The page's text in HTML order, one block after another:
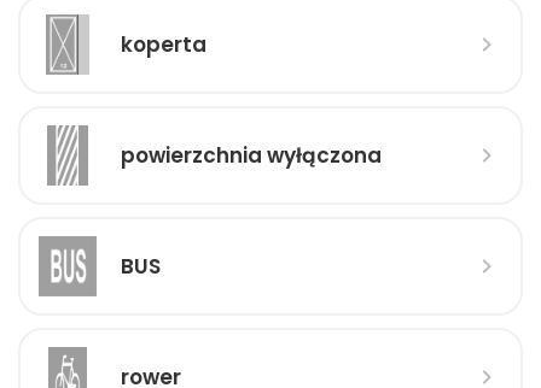
koperta
powierzchnia wyłączona
BUS
rower